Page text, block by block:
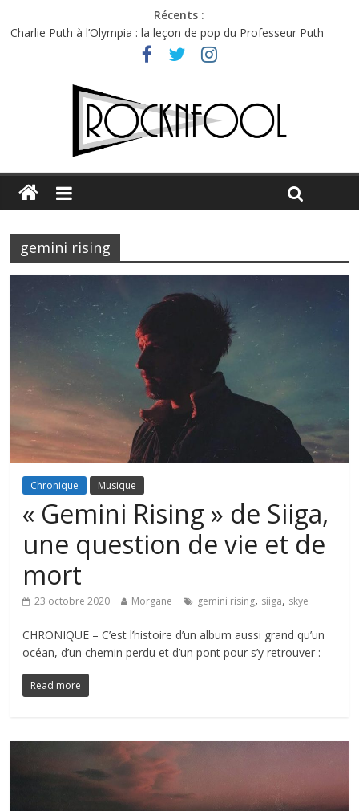
Récents :
Charlie Puth à l’Olympia : la leçon de pop du Professeur Puth
Festival Triptyque : un nouveau festival de musique indépendant
Hellfest 2026 vendredi : température et émotions en hausse
Hellfest 2026 jeudi : impossible de choisir entre chaleur et bonne
Première édition du Midgard Festival : entre bière, métal et
gemini rising
Chronique Musique
« Gemini Rising » de Siiga,
une question de vie et de
mort
23 octobre 2020 Morgane gemini rising, siiga, skye
CHRONIQUE – C’est l’histoire d’un album aussi grand qu’un
océan, d’un chemin perdu et d’un pont pour s’y retrouver :
Read more